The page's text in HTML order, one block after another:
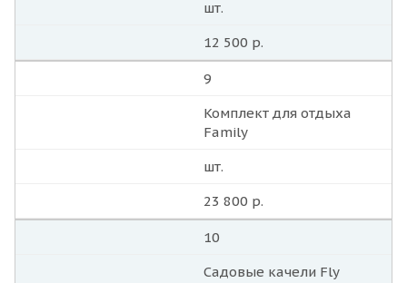
шт.
12 500 р.
9
Комплект для отдыха
Family
шт.
23 800 р.
10
Садовые качели Fly